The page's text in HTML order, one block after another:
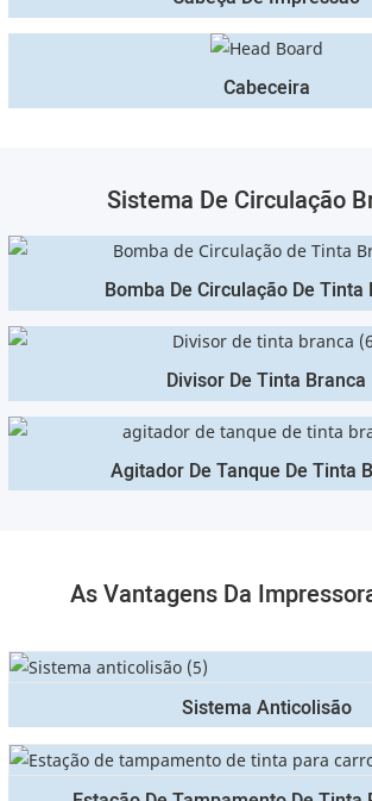
Cabeceira
Sistema De Circulação
Bomba De Circulação De Tinta
Divisor De Tinta Branca
Agitador De Tanque De Tinta
As Vantagens Da
Sistema Anticolisão